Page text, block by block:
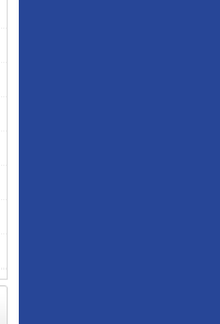
丨红船起航处 潮起..